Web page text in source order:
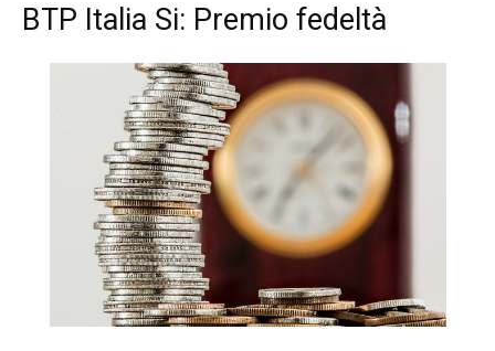
BTP Italia Si: Premio fedeltà